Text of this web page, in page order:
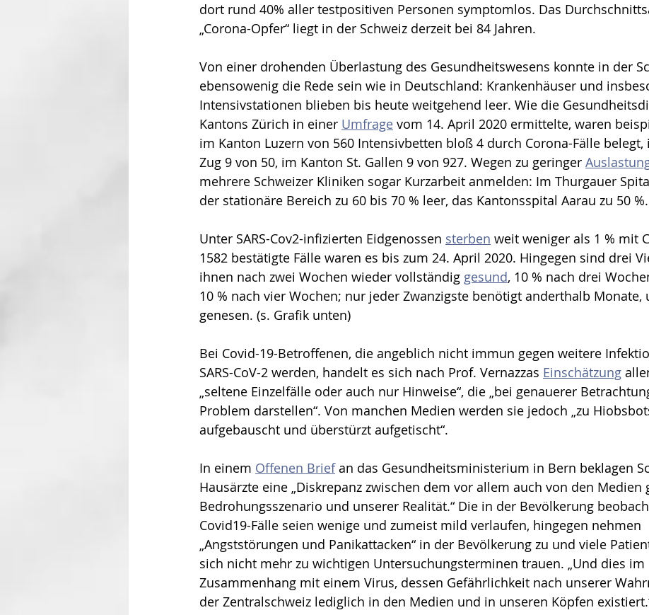
dort rund 40% aller testpositiven Personen symptomlos. Das
„Corona-Opfer“ liegt in der Schweiz derzeit bei 84 Jahren.
Von einer drohenden Überlastung des Gesundheitswesens konnte in der
ebensowenig die Rede sein wie in Deutschland: Krankenhäuser und
Intensivstationen blieben bis heute weitgehend leer. Wie die
Kantons Zürich in einer Umfrage vom 14. April 2020 ermittelte, waren
im Kanton Luzern von 560 Intensivbetten bloß 4 durch Corona-Fälle belegt,
Zug 9 von 50, im Kanton St. Gallen 9 von 927. Wegen zu geringer
mehrere Schweizer Kliniken sogar Kurzarbeit anmelden: Im Thurgauer
der stationäre Bereich zu 60 bis 70 % leer, das Kantonsspital Aarau zu 50 %.
Unter SARS-Cov2-infizierten Eidgenossen sterben weit weniger als 1 % mit
1582 bestätigte Fälle waren es bis zum 24. April 2020. Hingegen sind drei
ihnen nach zwei Wochen wieder vollständig gesund, 10 % nach drei
10 % nach vier Wochen; nur jeder Zwanzigste benötigt anderthalb Monate,
genesen. (s. Grafik unten)
Bei Covid-19-Betroffenen, die angeblich nicht immun gegen weitere
SARS-CoV-2 werden, handelt es sich nach Prof. Vernazzas Einschätzung
„seltene Einzelfälle oder auch nur Hinweise“, die „bei genauerer
Problem darstellen“. Von manchen Medien werden sie jedoch „zu
aufgebauscht und überstürzt aufgetischt“.
In einem Offenen Brief an das Gesundheitsministerium in Bern beklagen
Hausärzte eine „Diskrepanz zwischen dem vor allem auch von den Medien
Bedrohungsszenario und unserer Realität.“ Die in der Bevölkerung
Covid19-Fälle seien wenige und zumeist mild verlaufen, hingegen nehmen
„Angststörungen und Panikattacken“ in der Bevölkerung zu und viele
sich nicht mehr zu wichtigen Untersuchungsterminen trauen. „Und dies im
Zusammenhang mit einem Virus, dessen Gefährlichkeit nach unserer
der Zentralschweiz lediglich in den Medien und in unseren Köpfen